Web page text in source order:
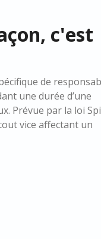
c'est
de
une durée d’une
Prévue par la loi
vice affectant un